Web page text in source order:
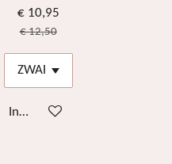
€ 10,95
€ 12,50
In winkelwagen